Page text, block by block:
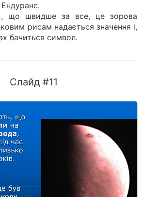
що швидше за все, це зорова
рисам надається значення і,
бачиться символ.
Слайд #11